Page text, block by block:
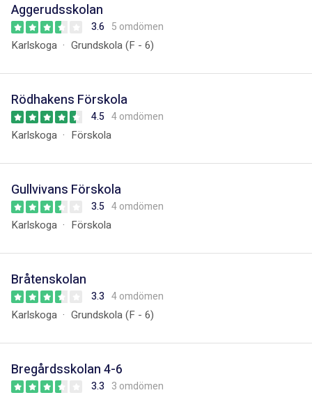
Aggerudsskolan
3.6 5 omdömen
Karlskoga Grundskola (F - 6)
Rödhakens Förskola
4.5 4 omdömen
Karlskoga Förskola
Gullvivans Förskola
3.5 4 omdömen
Karlskoga Förskola
Bråtenskolan
3.3 4 omdömen
Karlskoga Grundskola (F - 6)
Bregårdsskolan 4-6
3.3 3 omdömen